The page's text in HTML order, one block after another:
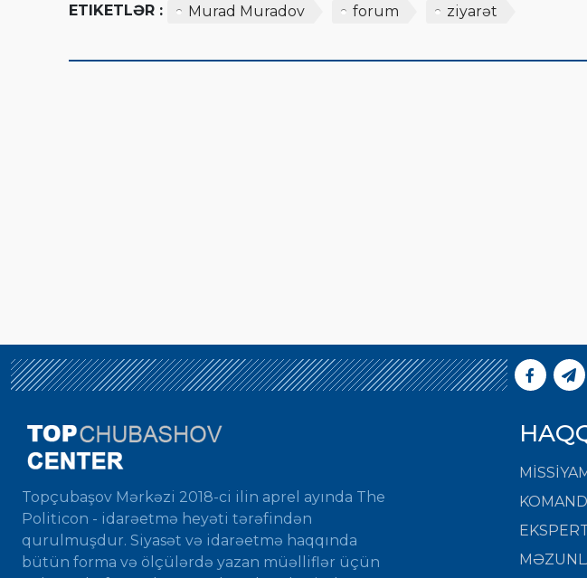
ETIKETLƏR : Murad Muradov forum ziyarət
Topçubaşov Mərkəzi 2018-ci ilin aprel ayında The
Politicon - idarəetmə heyəti tərəfindən
qurulmuşdur. Siyasət və idarəetmə haqqında
bütün forma və ölçülərdə yazan müəlliflər üçün